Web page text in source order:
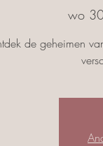
wo
de geheimen